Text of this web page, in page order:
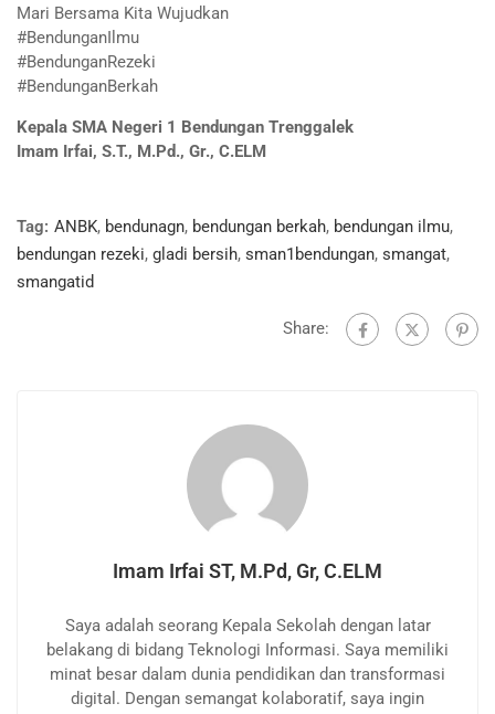
Mari Bersama Kita Wujudkan
#BendunganIlmu
#BendunganRezeki
#BendunganBerkah
Kepala SMA Negeri 1 Bendungan Trenggalek
Imam Irfai, S.T., M.Pd., Gr., C.ELM
Tag: ANBK, bendunagn, bendungan berkah, bendungan ilmu,
bendungan rezeki, gladi bersih, sman1bendungan, smangat,
smangatid
Share:
Imam Irfai ST, M.Pd, Gr, C.ELM
Saya adalah seorang Kepala Sekolah dengan latar
belakang di bidang Teknologi Informasi. Saya memiliki
minat besar dalam dunia pendidikan dan transformasi
digital. Dengan semangat kolaboratif, saya ingin